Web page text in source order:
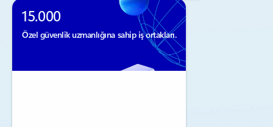
15.000
Özel güvenlik uzmanlığına sahip iş ortakları.